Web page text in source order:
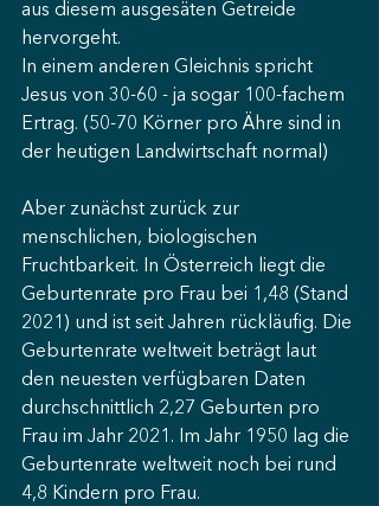
aus diesem ausgesäten Getreide
hervorgeht.
In einem anderen Gleichnis spricht
Jesus von 30-60 - ja sogar 100-fachem
Ertrag. (50-70 Körner pro Ähre sind in
der heutigen Landwirtschaft normal)
Aber zunächst zurück zur
menschlichen, biologischen
Fruchtbarkeit. In Österreich liegt die
Geburtenrate pro Frau bei 1,48 (Stand
2021) und ist seit Jahren rückläufig. Die
Geburtenrate weltweit beträgt laut
den neuesten verfügbaren Daten
durchschnittlich 2,27 Geburten pro
Frau im Jahr 2021. Im Jahr 1950 lag die
Geburtenrate weltweit noch bei rund
4,8 Kindern pro Frau.